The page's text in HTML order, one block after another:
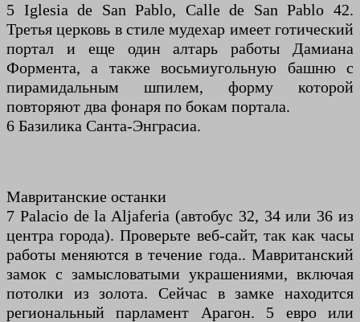
5 Iglesia de San Pablo, Calle de San Pablo 42.
Третья церковь в стиле мудехар имеет готический
портал и еще один алтарь работы Дамиана
Формента, а также восьмиугольную башню с
пирамидальным шпилем, форму которой
повторяют два фонаря по бокам портала.
6 Базилика Санта-Энграсиа.
Мавританские останки
7 Palacio de la Aljaferia (автобус 32, 34 или 36 из
центра города). Проверьте веб-сайт, так как часы
работы меняются в течение года.. Мавританский
замок с замысловатыми украшениями, включая
потолки из золота. Сейчас в замке находится
региональный парламент Арагон. 5 евро или